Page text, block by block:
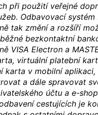
při použití veřejné
Odbavovací
tak změní a rozšíří
bezkontaktní
VISA Electron a
virtuální platební
karta v mobilní
a dále spravovat
účtu a e-
cestujících je